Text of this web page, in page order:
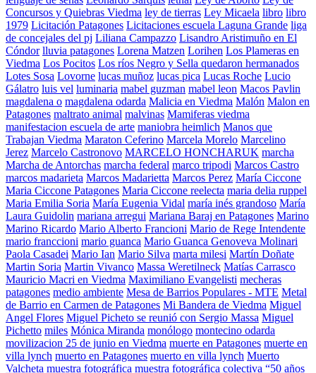
Concursos y Quiebras Viedma ley de tierras Ley Micaela libro libro
1979 Licitación Patagones Licitaciones escuela Laguna Grande liga
de concejales del pj Liliana Campazzo Lisandro Aristimuño en El
Cóndor lluvia patagones Lorena Matzen Lorihen Los Plameras en
Viedma Los Pocitos Los ríos Negro y Sella quedaron hermanados
Lotes Sosa Lovorne lucas muñoz lucas pica Lucas Roche Lucio
Gálatro luis vel luminaria mabel guzman mabel leon Macos Pavlin
magdalena o magdalena odarda Malicia en Viedma Malón Malon en
Patagones maltrato animal malvinas Mamiferas viedma
manifestacion escuela de arte maniobra heimlich Manos que
Trabajan Viedma Maraton Ceferino Marcela Morelo Marcelino
Jerez Marcelo Castronovo MARCELO HONCHARUK marcha
Marcha de Antorchas marcha federal marco tripodi Marcos Castro
marcos madarieta Marcos Madarietta Marcos Perez María Ciccone
Maria Ciccone Patagones Maria Ciccone reelecta maria delia ruppel
Maria Emilia Soria María Eugenia Vidal maría inés grandoso María
Laura Guidolin mariana arregui Mariana Baraj en Patagones Marino
Marino Ricardo Mario Alberto Francioni Mario de Rege Intendente
mario franccioni mario guanca Mario Guanca Genoveva Molinari
Paola Casadei Mario Ian Mario Silva marta milesi Martín Doñate
Martin Soria Martin Vivanco Massa Weretilneck Matías Carrasco
Mauricio Macri en Viedma Maximiliano Evangelisti mecheras
patagones medio ambiente Mesa de Barrios Populares - MTE Metal
de Barrio en Carmen de Patagones Mi Bandera de Viedma Miguel
Angel Flores Miguel Picheto se reunió con Sergio Massa Miguel
Pichetto miles Mónica Miranda monólogo montecino odarda
movilizacion 25 de junio en Viedma muerte en Patagones muerte en
villa lynch muerto en Patagones muerto en villa lynch Muerto
Valcheta muestra fotográfica muestra fotográfica colectiva “50 años